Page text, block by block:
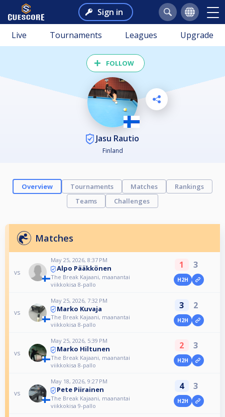
Sign in
Live Tournaments Leagues Upgrade
FOLLOW
Jasu Rautio
Finland
Overview Tournaments Matches
Rankings
Teams
Challenges
Matches
vs
May 25, 2026, 8:37 PM
Alpo Pääkkönen
The Break Kajaani, maanantai
viikkokisa 8-pallo
1 3
H2H
vs
May 25, 2026, 7:32 PM
Marko Kuvaja
The Break Kajaani, maanantai
viikkokisa 8-pallo
3 2
H2H
vs
May 25, 2026, 5:39 PM
Marko Hiltunen
The Break Kajaani, maanantai
viikkokisa 8-pallo
2 3
H2H
vs
May 18, 2026, 9:27 PM
Pete Piirainen
The Break Kajaani, maanantai
viikkokisa 9-pallo
4 3
H2H